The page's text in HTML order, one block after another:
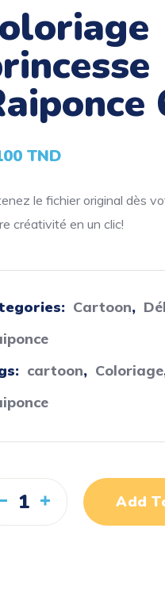
TND
le fichier original dès
créativité en un clic!
Cartoon,
cartoon, Coloriage
Add